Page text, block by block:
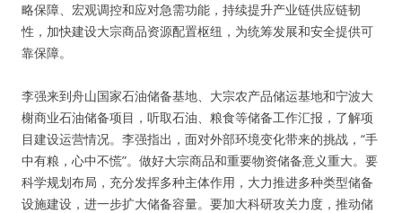
略保障、宏观调控和应对急需功能，持续提升产业链供应链韧
性，加快建设大宗商品资源配置枢纽，为统筹发展和安全提供可
靠保障。
李强来到舟山国家石油储备基地、大宗农产品储运基地和宁波大
榭商业石油储备项目，听取石油、粮食等储备工作汇报，了解项
目建设运营情况。李强指出，面对外部环境变化带来的挑战，“手
中有粮，心中不慌”。做好大宗商品和重要物资储备意义重大。要
科学规划布局，充分发挥多种主体作用，大力推进多种类型储备
设施建设，进一步扩大储备容量。要加大科研攻关力度，推动储